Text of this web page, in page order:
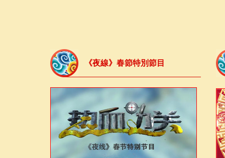
《夜線》春節特別節目